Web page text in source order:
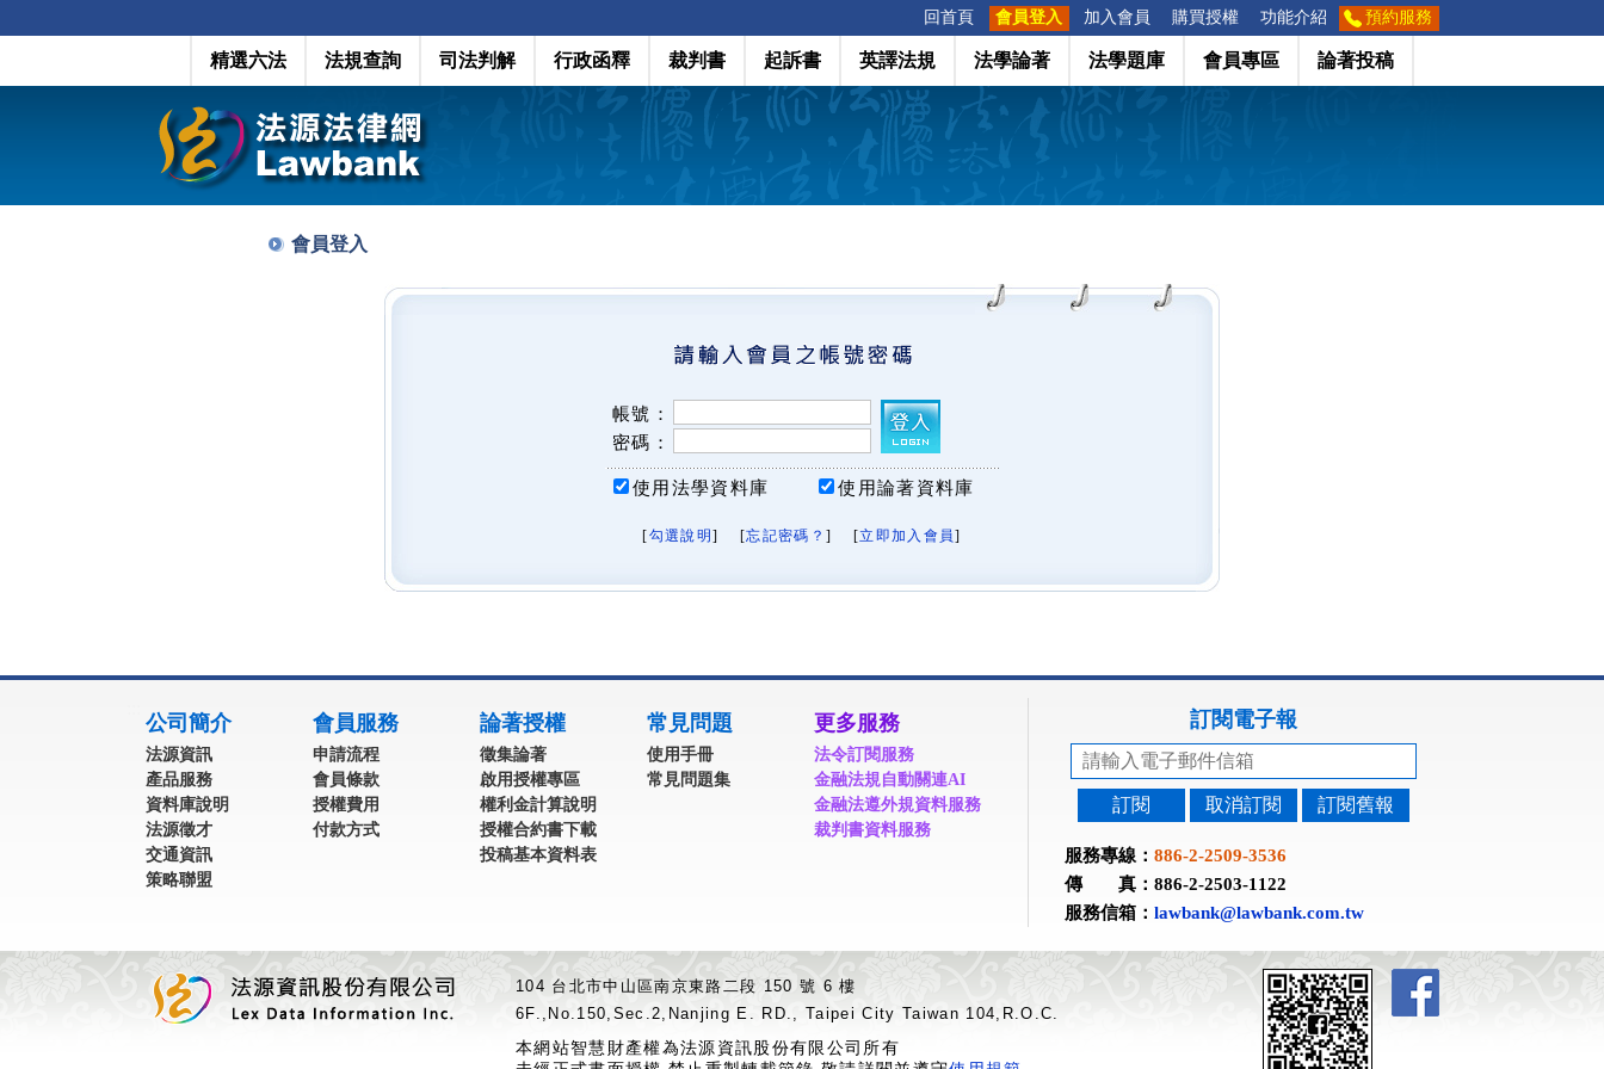
回首頁 會員登入 加入會員 購買授權 功能介紹 預約服務
精選六法 法規查詢 司法判解 行政函釋 裁判書 起訴書 英譯法規 法學論著 法學題庫 會員專區 論著投稿
會員登入
帳號：
密碼：
使用法學資料庫 使用論著資料庫
[勾選說明 ] [忘記密碼？ ] [立即加入會員]
公司簡介
法源資訊
產品服務
資料庫說明
法源徵才
交通資訊
策略聯盟
會員服務
申請流程
會員條款
授權費用
付款方式
論著授權
徵集論著
啟用授權專區
權利金計算說明
授權合約書下載
投稿基本資料表
常見問題
使用手冊
常見問題集
更多服務
法令訂閱服務
金融法規自動關連AI
金融法遵外規資料服務
裁判書資料服務
訂閱電子報
訂閱 取消訂閱 訂閱舊報
服務專線： 886-2-2509-3536
傳 真：886-2-2503-1122
服務信箱： lawbank@lawbank.com.tw
104 台北市中山區南京東路二段 150 號 6 樓
6F.,No.150,Sec.2,Nanjing E. RD., Taipei City Taiwan 104,R.O.C.
本網站智慧財產權為法源資訊股份有限公司所有